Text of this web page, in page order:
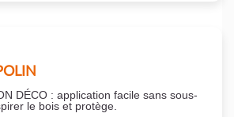
DÉCO : application facile sans sous-
le bois et protège.